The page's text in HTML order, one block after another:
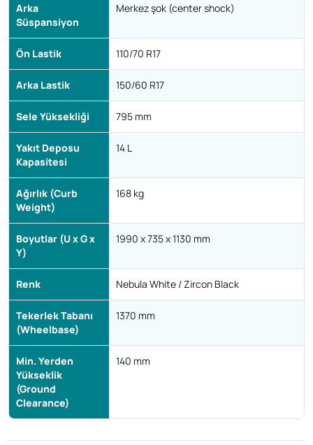
Arka
Süspansiyon
Merkez şok (center shock)
Ön Lastik 110/70 R17
Arka Lastik 150/60 R17
Sele Yüksekliği 795 mm
Yakıt Deposu
Kapasitesi
14 L
Ağırlık (Curb
Weight)
168 kg
Boyutlar (U x G x
Y)
1990 x 735 x 1130 mm
Renk Nebula White / Zircon Black
Tekerlek Tabanı
(Wheelbase)
1370 mm
Min. Yerden
Yükseklik
(Ground
Clearance)
140 mm